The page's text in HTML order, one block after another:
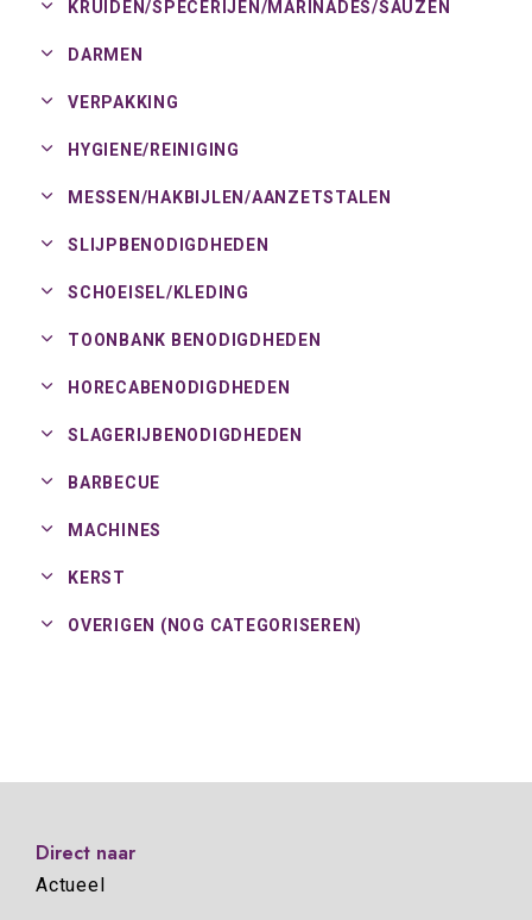
KRUIDEN/SPECERIJEN/MARINADES/SAUZEN
DARMEN
VERPAKKING
HYGIENE/ REINIGING
MESSEN/HAKBIJLEN/AANZETSTALEN
SLIJPBENODIGDHEDEN
SCHOEISEL/ KLEDING
TOONBANK BENODIGDHEDEN
HORECABENODIGDHEDEN
SLAGERIJBENODIGDHEDEN
BARBECUE
MACHINES
KERST
OVERIGEN (NOG CATEGORISEREN)
Direct naar
Actueel